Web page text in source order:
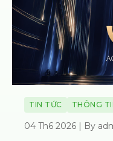
TIN TỨC THÔNG
04 Th6 2026 | By